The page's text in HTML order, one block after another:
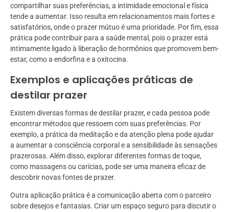
compartilhar suas preferências, a intimidade emocional e física
tende a aumentar. Isso resulta em relacionamentos mais fortes e
satisfatórios, onde o prazer mútuo é uma prioridade. Por fim, essa
prática pode contribuir para a saúde mental, pois o prazer está
intimamente ligado à liberação de hormônios que promovem bem-
estar, como a endorfina e a oxitocina.
Exemplos e aplicações práticas de
destilar prazer
Existem diversas formas de destilar prazer, e cada pessoa pode
encontrar métodos que ressoem com suas preferências. Por
exemplo, a prática da meditação e da atenção plena pode ajudar
a aumentar a consciência corporal e a sensibilidade às sensações
prazerosas. Além disso, explorar diferentes formas de toque,
como massagens ou carícias, pode ser uma maneira eficaz de
descobrir novas fontes de prazer.
Outra aplicação prática é a comunicação aberta com o parceiro
sobre desejos e fantasias. Criar um espaço seguro para discutir o